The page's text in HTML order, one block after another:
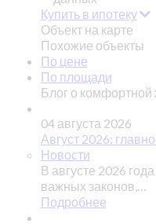
Купить в ипотеку
Объект на карте
Похожие объекты
По цене
По площади
Блог о комфортной
04 августа 2026
Август 2026:
Новости
В августе 2026
важных законов,…
Подробнее